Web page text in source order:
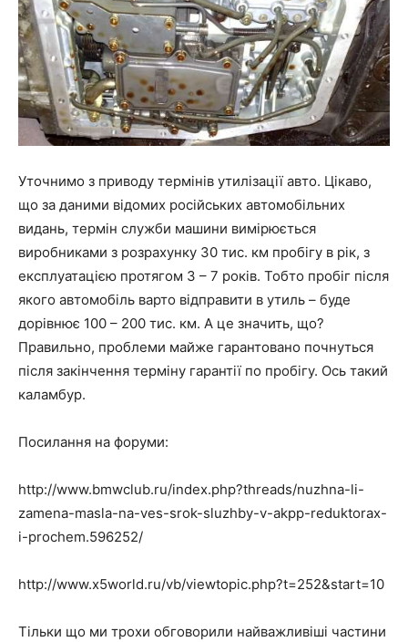
Уточнимо з приводу термінів утилізації авто. Цікаво,
що за даними відомих російських автомобільних
видань, термін служби машини вимірюється
виробниками з розрахунку 30 тис. км пробігу в рік, з
експлуатацією протягом 3 – 7 років. Тобто пробіг після
якого автомобіль варто відправити в утиль – буде
дорівнює 100 – 200 тис. км. А це значить, що?
Правильно, проблеми майже гарантовано почнуться
після закінчення терміну гарантії по пробігу. Ось такий
каламбур.
Посилання на форуми:
http://www.bmwclub.ru/index.php?threads/nuzhna-li-
zamena-masla-na-ves-srok-sluzhby-v-akpp-reduktorax-
i-prochem.596252/
http://www.x5world.ru/vb/viewtopic.php?t=252&start=10
Тільки що ми трохи обговорили найважливіші частини